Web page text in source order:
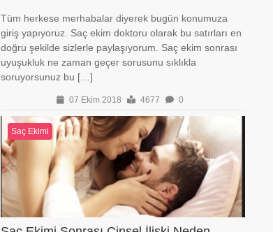
Tüm herkese merhabalar diyerek bugün konumuza
giriş yapıyoruz. Saç ekim doktoru olarak bu satırları en
doğru şekilde sizlerle paylaşıyorum. Saç ekim sonrası
uyuşukluk ne zaman geçer sorusunu sıklıkla
soruyorsunuz bu […]
07 Ekim 2018 4677 0
Saç Ekimi